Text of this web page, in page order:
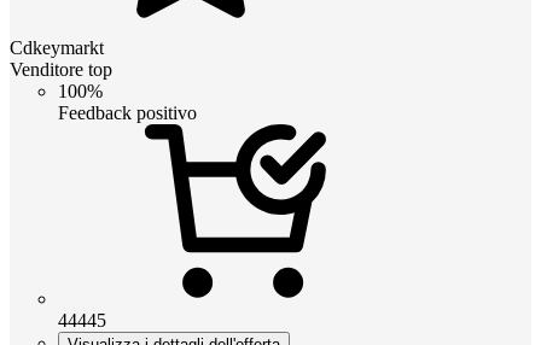
Cdkeymarkt
Venditore top
100%
Feedback positivo
44445